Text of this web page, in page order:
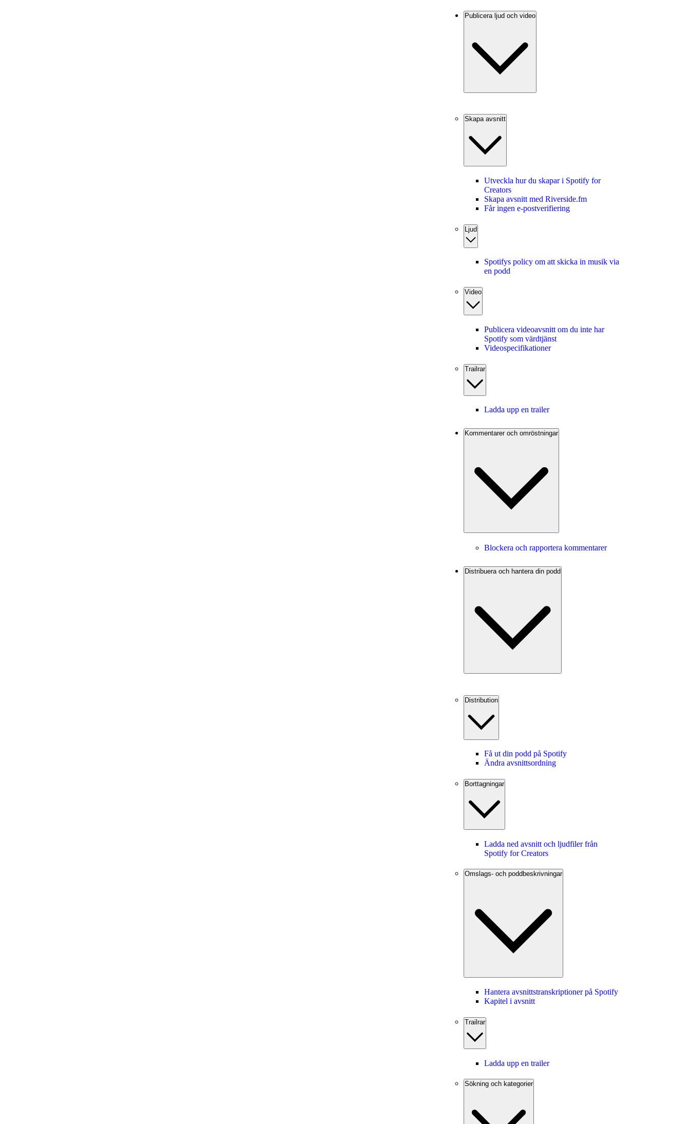
Publicera ljud och video
Skapa avsnitt
Utveckla hur du skapar i Spotify for
Creators
Skapa avsnitt med Riverside.fm
Får ingen e-postverifiering
Ljud
Spotifys policy om att skicka in musik via
en podd
Video
Publicera videoavsnitt om du inte har
Spotify som värdtjänst
Videospecifikationer
Trailrar
Ladda upp en trailer
Kommentarer och omröstningar
Blockera och rapportera kommentarer
Distribuera och hantera din podd
Distribution
Få ut din podd på Spotify
Ändra avsnittsordning
Borttagningar
Ladda ned avsnitt och ljudfiler från
Spotify for Creators
Omslags- och poddbeskrivningar
Hantera avsnittstranskriptioner på Spotify
Kapitel i avsnitt
Trailrar
Ladda upp en trailer
Sökning och kategorier